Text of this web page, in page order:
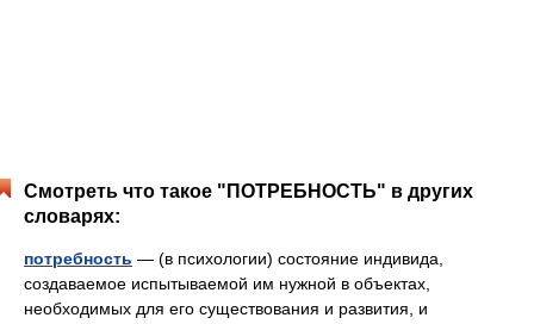
Смотреть что такое "ПОТРЕБНОСТЬ" в других
словарях:
потребность — (в психологии) состояние индивида,
создаваемое испытываемой им нужной в объектах,
необходимых для его существования и развития, и